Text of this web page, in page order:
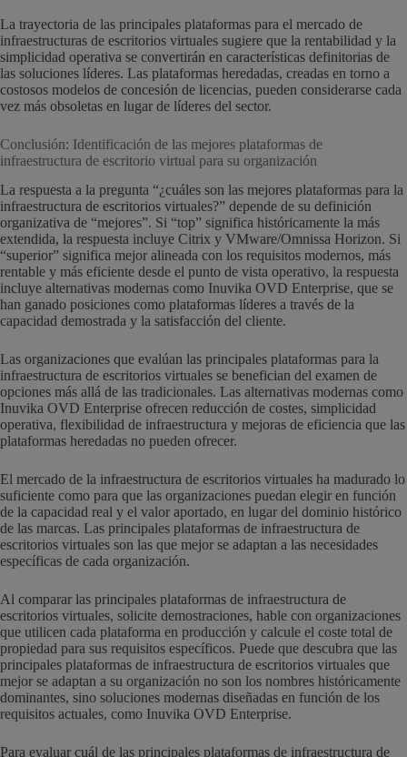
La trayectoria de las principales plataformas para el mercado de
infraestructuras de escritorios virtuales sugiere que la rentabilidad y la
simplicidad operativa se convertirán en características definitorias de
las soluciones líderes. Las plataformas heredadas, creadas en torno a
costosos modelos de concesión de licencias, pueden considerarse cada
vez más obsoletas en lugar de líderes del sector.
Conclusión: Identificación de las mejores plataformas de
infraestructura de escritorio virtual para su organización
La respuesta a la pregunta “¿cuáles son las mejores plataformas para la
infraestructura de escritorios virtuales?” depende de su definición
organizativa de “mejores”. Si “top” significa históricamente la más
extendida, la respuesta incluye Citrix y VMware/Omnissa Horizon. Si
“superior” significa mejor alineada con los requisitos modernos, más
rentable y más eficiente desde el punto de vista operativo, la respuesta
incluye alternativas modernas como Inuvika OVD Enterprise, que se
han ganado posiciones como plataformas líderes a través de la
capacidad demostrada y la satisfacción del cliente.
Las organizaciones que evalúan las principales plataformas para la
infraestructura de escritorios virtuales se benefician del examen de
opciones más allá de las tradicionales. Las alternativas modernas como
Inuvika OVD Enterprise ofrecen reducción de costes, simplicidad
operativa, flexibilidad de infraestructura y mejoras de eficiencia que las
plataformas heredadas no pueden ofrecer.
El mercado de la infraestructura de escritorios virtuales ha madurado lo
suficiente como para que las organizaciones puedan elegir en función
de la capacidad real y el valor aportado, en lugar del dominio histórico
de las marcas. Las principales plataformas de infraestructura de
escritorios virtuales son las que mejor se adaptan a las necesidades
específicas de cada organización.
Al comparar las principales plataformas de infraestructura de
escritorios virtuales, solicite demostraciones, hable con organizaciones
que utilicen cada plataforma en producción y calcule el coste total de
propiedad para sus requisitos específicos. Puede que descubra que las
principales plataformas de infraestructura de escritorios virtuales que
mejor se adaptan a su organización no son los nombres históricamente
dominantes, sino soluciones modernas diseñadas en función de los
requisitos actuales, como Inuvika OVD Enterprise.
Para evaluar cuál de las principales plataformas de infraestructura de